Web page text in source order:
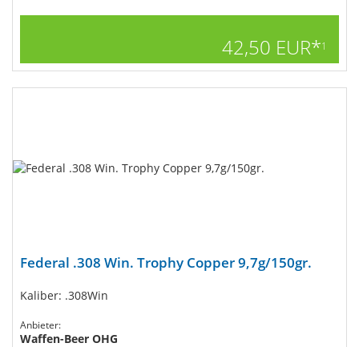
42,50 EUR*1
Federal .308 Win. Trophy Copper 9,7g/150gr.
Kaliber: .308Win
Anbieter:
Waffen-Beer OHG